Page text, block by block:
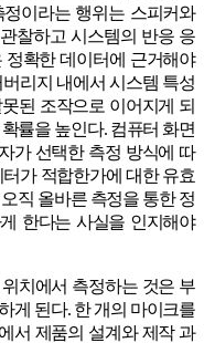
이라는 행위는 스피커와
찰하고 시스템의 반응 응
확한 데이터에 근거해야
리지 내에서 시스템 특성
된 조작으로 이어지게 되
률을 높인다. 컴퓨터 화면
가 선택한 측정 방식에 따
가 적합한가에 대한 유효
직 올바른 측정을 통한 정
한다는 사실을 인지해야
치에서 측정하는 것은 부
게 된다. 한 개의 마이크를
서 제품의 설계와 제작 과